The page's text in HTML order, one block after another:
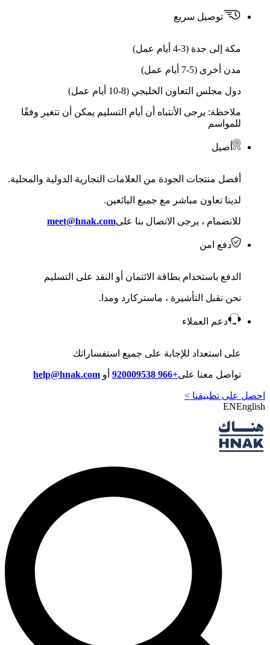
توصيل سريع
مكة إلى جدة (3-4 أيام عمل)
مدن أخرى (5-7 أيام عمل)
دول مجلس التعاون الخليجي (8-10 أيام عمل)
ملاحظة: يرجى الأنتباه أن أيام التسليم يمكن أن تتغير وفقًا
للمواسم
أصيل
أفضل منتجات الجودة من العلامات التجارية الدولية والمحلية.
لدينا تعاون مباشر مع جميع البائعين.
للانضمام ، يرجى الاتصال بنا علىmeet@hnak.com
دفع امن
الدفع باستخدام بطاقة الائتمان أو النقد على التسليم
نحن نقبل التأشيرة ، ماستركارد ومدا.
دعم العملاء
على استعداد للإجابة على جميع استفساراتك
تواصل معنا على+966 920009538 أو help@hnak.com
احصل على تطبيقنا >
ENEnglish